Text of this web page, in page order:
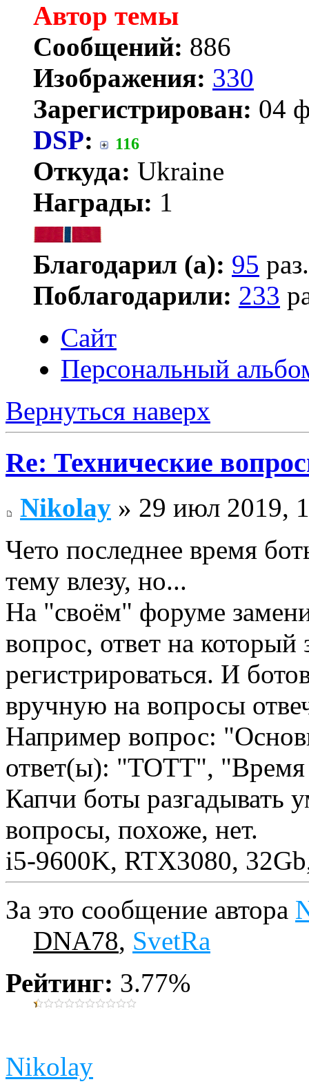
Автор темы
Сообщений: 886
Изображения: 330
Зарегистрирован: 04
DSP: 116
Откуда: Ukraine
Награды: 1
Благодарил (а): 95 раз.
Поблагодарили: 233
Сайт
Персональный
Вернуться наверх
Re: Технические
Nikolay » 29 июл 2019,
Чето последнее время
тему влезу, но...
На "своём" форуме
вопрос, ответ на
регистрироваться. И
вручную на вопросы
Например вопрос:
ответ(ы): "ТОТТ",
Капчи боты разгадывать
вопросы, похоже, нет.
i5-9600K, RTX3080,
За это сообщение автора
DNA78, SvetRa
Рейтинг: 3.77%
Nikolay